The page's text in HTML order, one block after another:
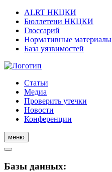
ALRT НКЦКИ
Бюллетени НКЦКИ
Глоссарий
Нормативные материалы
База уязвимостей
Статьи
Медиа
Проверить утечки
Новости
Конференции
меню
Базы данных: